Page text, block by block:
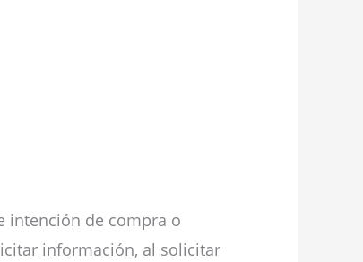
intención de compra o
información, al solicitar